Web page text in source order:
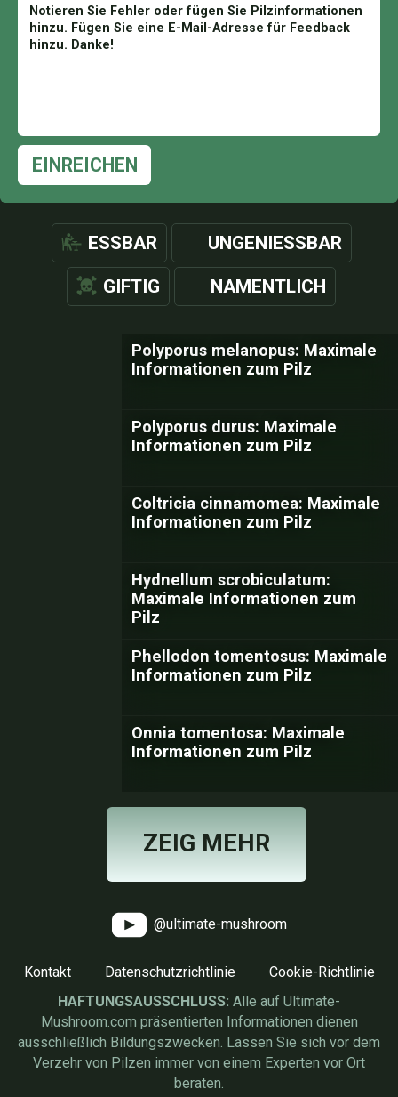
EINREICHEN
ESSBAR UNGENIESSBAR
GIFTIG NAMENTLICH
Polyporus melanopus: Maximale
Informationen zum Pilz
Polyporus durus: Maximale
Informationen zum Pilz
Coltricia cinnamomea: Maximale
Informationen zum Pilz
Hydnellum scrobiculatum:
Maximale Informationen zum
Pilz
Phellodon tomentosus: Maximale
Informationen zum Pilz
Onnia tomentosa: Maximale
Informationen zum Pilz
ZEIG MEHR
@ultimate-mushroom
Kontakt Datenschutzrichtlinie
Cookie-Richtlinie
HAFTUNGSAUSSCHLUSS: Alle auf Ultimate-
Mushroom.com präsentierten Informationen dienen
ausschließlich Bildungszwecken. Lassen Sie sich vor dem
Verzehr von Pilzen immer von einem Experten vor Ort
beraten.